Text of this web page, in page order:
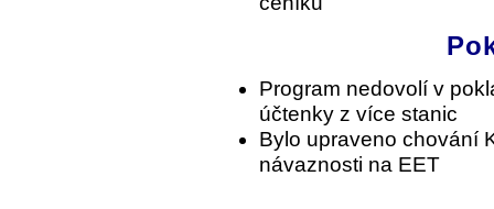
Program nedovolí v
účtenky z více stanic
Bylo upraveno chování
návaznosti na EET